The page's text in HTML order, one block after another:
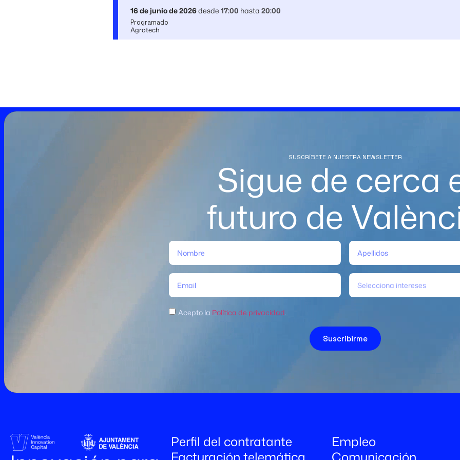
16 de junio de 2026desde 17:00 hasta 20:00
Programado
Agrotech
SUSCRÍBETE A NUESTRA NEWSLETTER
Sigue de cerca
futuro de
Selecciona intereses
Acepto la Política de privacidad.
Suscribirme
Perfil del contratante
Empleo